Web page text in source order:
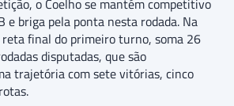
o Coelho se mantém competitivo
e briga pela ponta nesta rodada. Na
final do primeiro turno, soma 26
disputadas, que são
trajetória com sete vitórias, cinco